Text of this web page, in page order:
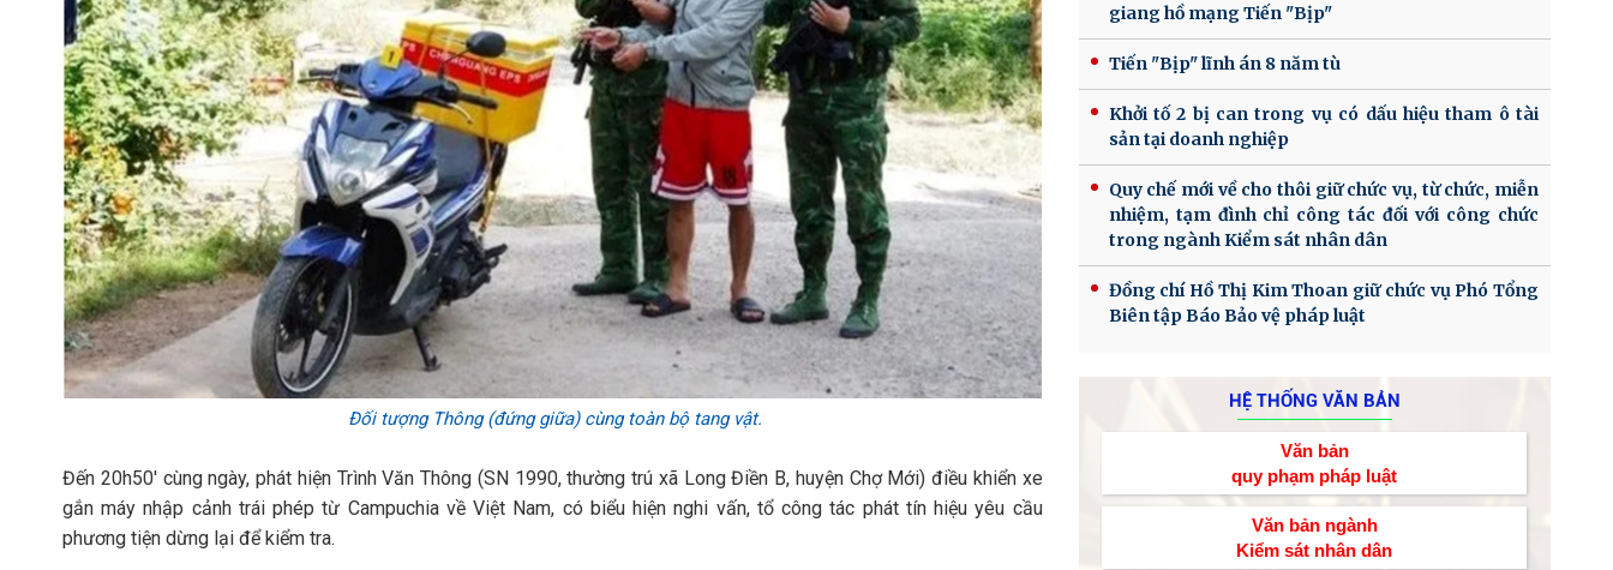
Đối tượng Thông (đứng giữa) cùng toàn bộ tang vật.
Đến 20h50' cùng ngày, phát hiện Trình Văn Thông (SN 1990, thường trú xã Long Điền B, huyện Chợ Mới) điều khiển xe
gắn máy nhập cảnh trái phép từ Campuchia về Việt Nam, có biểu hiện nghi vấn, tổ công tác phát tín hiệu yêu cầu
phương tiện dừng lại để kiểm tra.
giang hồ mạng Tiến "Bịp"
Tiến "Bịp" lĩnh án 8 năm tù
Khởi tố 2 bị can trong vụ có dấu hiệu tham ô tài
sản tại doanh nghiệp
Quy chế mới về cho thôi giữ chức vụ, từ chức, miễn
nhiệm, tạm đình chỉ công tác đối với công chức
trong ngành Kiểm sát nhân dân
Đồng chí Hồ Thị Kim Thoan giữ chức vụ Phó Tổng
Biên tập Báo Bảo vệ pháp luật
HỆ THỐNG VĂN BẢN
Văn bản
quy phạm pháp luật
Văn bản ngành
Kiểm sát nhân dân